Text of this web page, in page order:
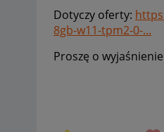
Dotyczy oferty:
8gb-w11-tpm2-0-...
Proszę o wyjaśnienie